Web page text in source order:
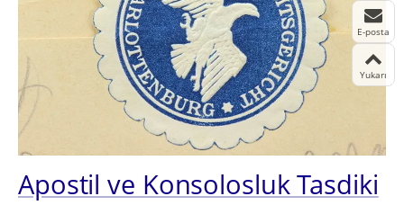
Apostil ve Konsolosluk Tasdiki
E-posta
Yukarı